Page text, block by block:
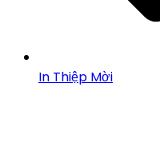
In Thiệp Mời